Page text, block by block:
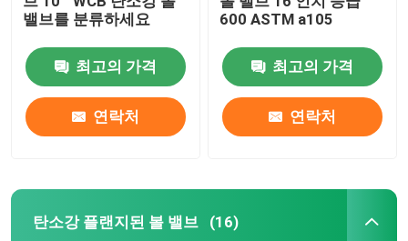
밸브를 분류하세요
최고의 가격
연락처
600 ASTM a105
최고의 가격
연락처
탄소강 플랜지된 볼 밸브 (16)